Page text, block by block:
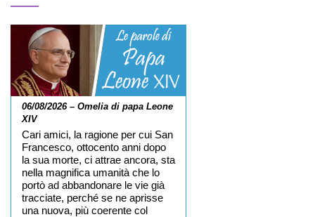
06/08/2026 – Omelia di papa Leone
XIV
Cari amici, la ragione per cui San
Francesco, ottocento anni dopo
la sua morte, ci attrae ancora, sta
nella magnifica umanità che lo
portò ad abbandonare le vie già
tracciate, perché se ne aprisse
una nuova, più coerente col